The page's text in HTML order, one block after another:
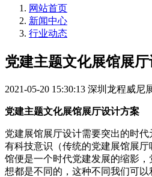
网站首页
新闻中心
行业动态
党建主题文化展馆展
2021-05-20 15:30:13 深圳龙程威尼
党建主题文化展馆展厅设计方案
党建展馆展厅设计需要突出的时
有科技意识（传统的党建展馆展
馆便是一个时代党建发展的缩影
想都是不同的，这种不同我们可